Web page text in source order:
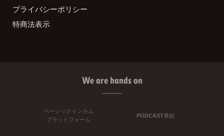
プライバシーポリシー
特商法表示
We are hands on
ベーシックインカム
プラットフォーム
PODCAST番組